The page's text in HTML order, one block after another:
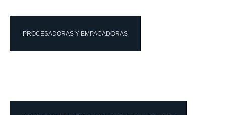
PROCESADORAS Y EMPACADORAS